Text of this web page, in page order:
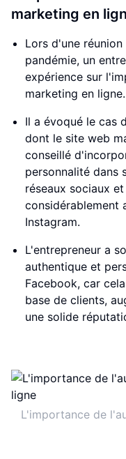
marketing en
Lors d'une
pandémie, un
expérience sur
marketing en ligne.
Il a évoqué le cas
dont le site web
conseillé
personnalité dans
réseaux sociaux
considérablement
Instagram.
L'entrepreneur a
authentique et
Facebook, car
base de clients,
une solide
L'importance de